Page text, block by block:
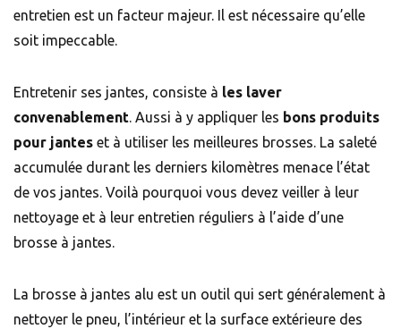
entretien est un facteur majeur. Il est nécessaire qu’elle
soit impeccable.
Entretenir ses jantes, consiste à les laver
convenablement. Aussi à y appliquer les bons produits
pour jantes et à utiliser les meilleures brosses. La saleté
accumulée durant les derniers kilomètres menace l’état
de vos jantes. Voilà pourquoi vous devez veiller à leur
nettoyage et à leur entretien réguliers à l’aide d’une
brosse à jantes.
La brosse à jantes alu est un outil qui sert généralement à
nettoyer le pneu, l’intérieur et la surface extérieure des